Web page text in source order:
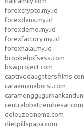
forexcrypto.my.id
forexdana.my.id
forexdemo.my.id
forexfactory.my.id
forexhalal.my.id
brookehofsess.com
bswproject.com
caraamanaborsi.com
centralobatpembesar.com
deleuzecinema.com
dietpillspapa.com